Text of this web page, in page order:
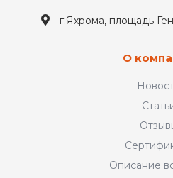
г.Яхрома, площадь
О
Описание